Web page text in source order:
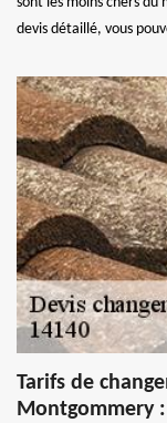
devis détaillé, vous
Tarifs de
Montgommery